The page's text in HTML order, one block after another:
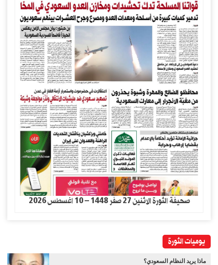
صحيفة الثورة الاثنين 27 صفر 1448 – 10 اغسطس 2026
يوميات الثورة
ماذا يريد النظام السعودي؟